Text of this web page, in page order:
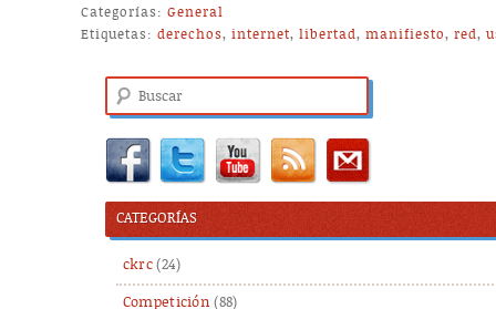
Categorías: General
Etiquetas: derechos,internet,libertad,manifiesto,red,
Buscar
CATEGORÍAS
ckrc(24)
Competición (88)